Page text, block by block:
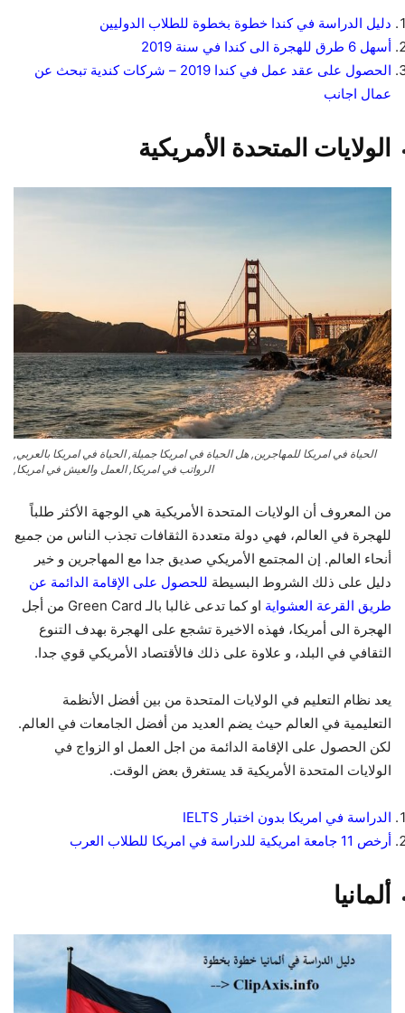
دليل الدراسة في كندا خطوة بخطوة للطلاب الدوليين
أسهل 6 طرق للهجرة الى كندا في سنة 2019
الحصول على عقد عمل في كندا 2019 – شركات كندية تبحث عن
عمال اجانب
الولايات المتحدة الأمريكية
الحياة في امريكا للمهاجرين, هل الحياة في امريكا جميلة, الحياة في امريكا بالعربي,
الرواتب في امريكا, العمل والعيش في امريكا,
من المعروف أن الولايات المتحدة الأمريكية هي الوجهة الأكثر طلباً
للهجرة في العالم، فهي دولة متعددة الثقافات تجذب الناس من جميع
أنحاء العالم. إن المجتمع الأمريكي صديق جدا مع المهاجرين و خير
دليل على ذلك الشروط البسيطة للحصول على الإقامة الدائمة عن
طريق القرعة العشواية
او كما تدعى غالبا بالـ Green Card من أجل
الهجرة الى أمريكا، فهذه الاخيرة تشجع على الهجرة بهدف التنوع
الثقافي في البلد، و علاوة على ذلك فالأقتصاد الأمريكي قوي جدا.
يعد نظام التعليم في الولايات المتحدة من بين أفضل الأنظمة
التعليمية في العالم حيث يضم العديد من أفضل الجامعات في العالم.
لكن الحصول على الإقامة الدائمة من اجل العمل او الزواج في
الولايات المتحدة الأمريكية قد يستغرق بعض الوقت.
الدراسة في امريكا بدون اختبار IELTS
أرخص 11 جامعة امريكية للدراسة في امريكا للطلاب العرب
ألمانيا